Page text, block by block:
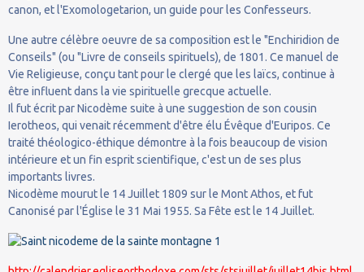
canon, et l'Exomologetarion, un guide pour les Confesseurs.
Une autre célèbre oeuvre de sa composition est le "Enchiridion de
Conseils" (ou "Livre de conseils spirituels), de 1801. Ce manuel de
Vie Religieuse, conçu tant pour le clergé que les laïcs, continue à
être influent dans la vie spirituelle grecque actuelle.
Il fut écrit par Nicodème suite à une suggestion de son cousin
Ierotheos, qui venait récemment d'être élu Évêque d'Euripos. Ce
traité théologico-éthique démontre à la fois beaucoup de vision
intérieure et un fin esprit scientifique, c'est un de ses plus
importants livres.
Nicodème mourut le 14 Juillet 1809 sur le Mont Athos, et fut
Canonisé par l'Église le 31 Mai 1955. Sa Fête est le 14 Juillet.